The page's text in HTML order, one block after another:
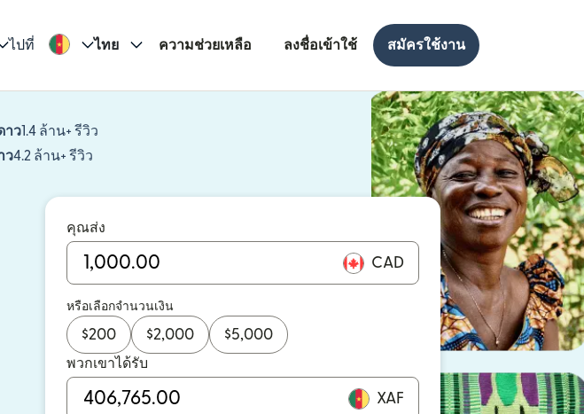
ไปที่ ไทย ความช่วยเหลือ ลงชื่อเข้าใช้ สมัครใช้งาน
าว1.4 ล้าน+ รีวิว
(เปิดในหน้าต่างใหม่)
ว4.2 ล้าน+ รีวิว
(เปิดในหน้าต่างใหม่)
คุณส่ง
CAD
หรือเลือกจำนวนเงิน
$200 $2,000 $5,000
พวกเขาได้รับ
XAF